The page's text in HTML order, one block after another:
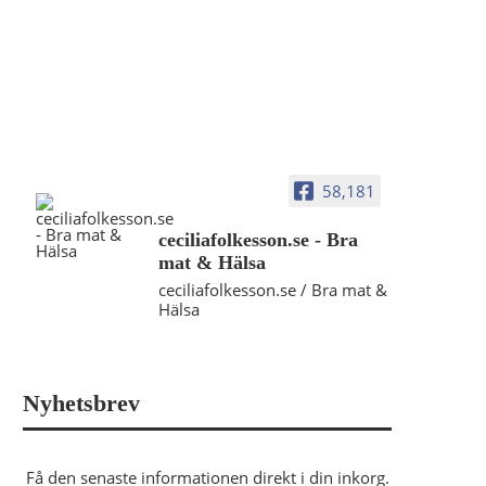
58,181
ceciliafolkesson.se - Bra
mat & Hälsa
ceciliafolkesson.se / Bra mat &
Hälsa
Nyhetsbrev
Få den senaste informationen direkt i din inkorg.